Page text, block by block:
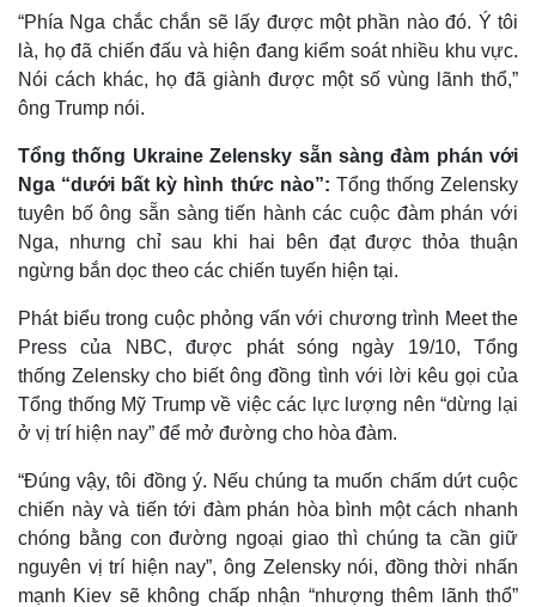
Tỷ giá
Chứng khoán
Giá cà phê
“Phía Nga chắc chắn sẽ lấy được một phần nào đó. Ý tôi
là, họ đã chiến đấu và hiện đang kiểm soát nhiều khu vực.
Nói cách khác, họ đã giành được một số vùng lãnh thổ,”
ông Trump nói.
Tổng thống Ukraine Zelensky sẵn sàng đàm phán với
Nga “dưới bất kỳ hình thức nào”: Tổng thống Zelensky
tuyên bố ông sẵn sàng tiến hành các cuộc đàm phán với
Nga, nhưng chỉ sau khi hai bên đạt được thỏa thuận
ngừng bắn dọc theo các chiến tuyến hiện tại.
Phát biểu trong cuộc phỏng vấn với chương trình Meet the
Press của NBC, được phát sóng ngày 19/10, Tổng
thống Zelensky cho biết ông đồng tình với lời kêu gọi của
Tổng thống Mỹ Trump về việc các lực lượng nên “dừng lại
ở vị trí hiện nay” để mở đường cho hòa đàm.
“Đúng vậy, tôi đồng ý. Nếu chúng ta muốn chấm dứt cuộc
chiến này và tiến tới đàm phán hòa bình một cách nhanh
chóng bằng con đường ngoại giao thì chúng ta cần giữ
nguyên vị trí hiện nay”, ông Zelensky nói, đồng thời nhấn
mạnh Kiev sẽ không chấp nhận “nhượng thêm lãnh thổ”